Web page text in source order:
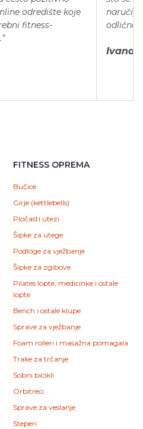
odredište koje
fitness-
naručiti,
odlično
Ivana
FITNESS OPREMA
Bučice
Girje (kettlebells)
Pločasti utezi
Šipke za utege
Podloge za vježbanje
Šipke za zgibove
Pilates lopte, medicinke i ostale
lopte
Bench i ostale klupe
Sprave za vježbanje
Foam rolleri i masažna pomagala
Trake za trčanje
Sobni bicikli
Orbitreci
Sprave za veslanje
Steperi